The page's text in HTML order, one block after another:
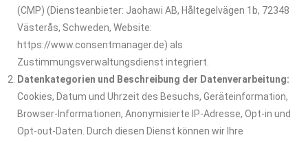
(CMP) (Diensteanbieter: Jaohawi AB, Håltegelvägen 1b, 72348
Västerås, Schweden, Website:
https://www.consentmanager.de) als
Zustimmungsverwaltungsdienst integriert.
Datenkategorien und Beschreibung der Datenverarbeitung:
Cookies, Datum und Uhrzeit des Besuchs, Geräteinformation,
Browser-Informationen, Anonymisierte IP-Adresse, Opt-in und
Opt-out-Daten. Durch diesen Dienst können wir Ihre